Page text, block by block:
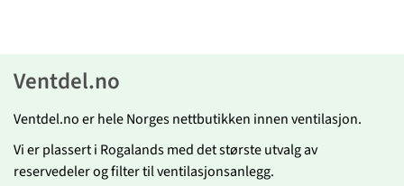
Ventdel.no
Ventdel.no er hele Norges nettbutikken innen ventilasjon.
Vi er plassert i Rogalands med det største utvalg av
reservedeler og filter til ventilasjonsanlegg.